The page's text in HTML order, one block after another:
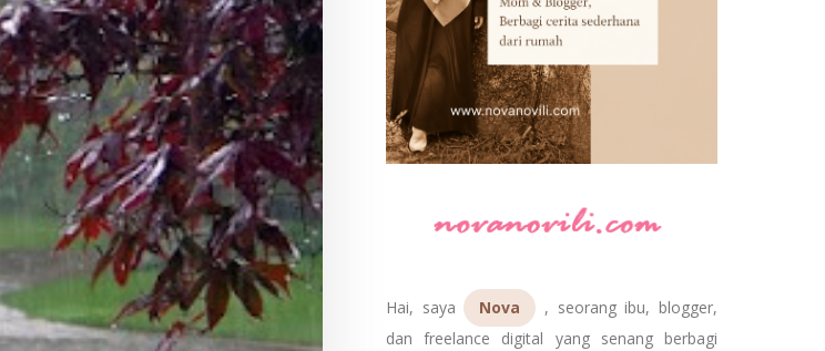
Hai, saya Nova
, seorang ibu, blogger,
dan freelance digital yang senang berbagi